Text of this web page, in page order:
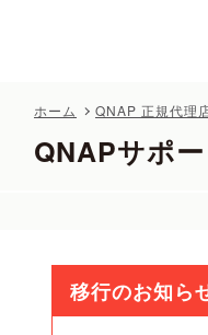
ホーム QNAP 正規代理
QNAPサポ
移行のお知ら